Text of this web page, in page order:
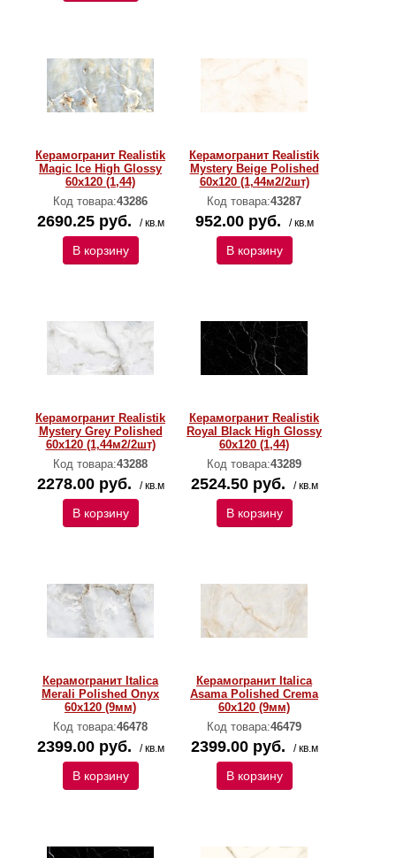
Керамогранит Realistik
Magic Ice High Glossy
60х120 (1,44)
Код товара:43286
2690.25 руб. / кв.м
В корзину
Керамогранит Realistik
Mystery Beige Polished
60х120 (1,44м2/2шт)
Код товара:43287
952.00 руб. / кв.м
В корзину
Керамогранит Realistik
Mystery Grey Polished
60х120 (1,44м2/2шт)
Код товара:43288
2278.00 руб. / кв.м
В корзину
Керамогранит Realistik
Royal Black High Glossy
60х120 (1,44)
Код товара:43289
2524.50 руб. / кв.м
В корзину
Керамогранит Italica
Merali Polished Onyx
60х120 (9мм)
Код товара:46478
2399.00 руб. / кв.м
В корзину
Керамогранит Italica
Asama Polished Crema
60х120 (9мм)
Код товара:46479
2399.00 руб. / кв.м
В корзину